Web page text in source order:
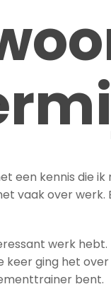
een kennis die
vaak over
werk
ging het
bent.